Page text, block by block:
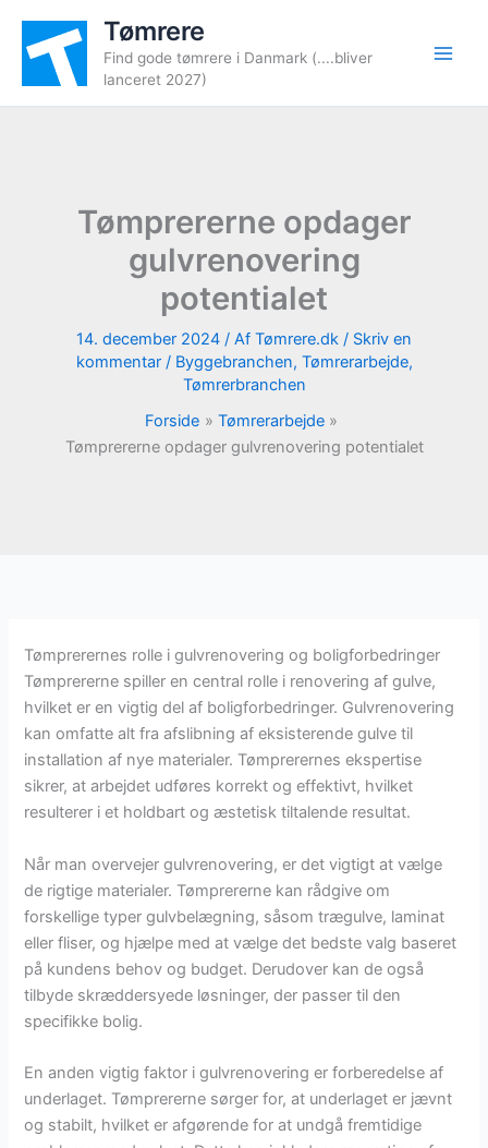
indholdet
Tømrere
Find gode tømrere i Danmark (....bliver
lanceret 2027)
Tømprererne opdager
gulvrenovering
potentialet
14. december 2024 / Af Tømrere.dk / Skriv en
kommentar / Byggebranchen, Tømrerarbejde,
Tømrerbranchen
Forside
Tømrerarbejde
Tømprererne opdager gulvrenovering potentialet
Tømprerernes rolle i gulvrenovering og boligforbedringer
Tømprererne spiller en central rolle i renovering af gulve,
hvilket er en vigtig del af boligforbedringer. Gulvrenovering
kan omfatte alt fra afslibning af eksisterende gulve til
installation af nye materialer. Tømprerernes ekspertise
sikrer, at arbejdet udføres korrekt og effektivt, hvilket
resulterer i et holdbart og æstetisk tiltalende resultat.
Når man overvejer gulvrenovering, er det vigtigt at vælge
de rigtige materialer. Tømprererne kan rådgive om
forskellige typer gulvbelægning, såsom trægulve, laminat
eller fliser, og hjælpe med at vælge det bedste valg baseret
på kundens behov og budget. Derudover kan de også
tilbyde skræddersyede løsninger, der passer til den
specifikke bolig.
En anden vigtig faktor i gulvrenovering er forberedelse af
underlaget. Tømprererne sørger for, at underlaget er jævnt
og stabilt, hvilket er afgørende for at undgå fremtidige